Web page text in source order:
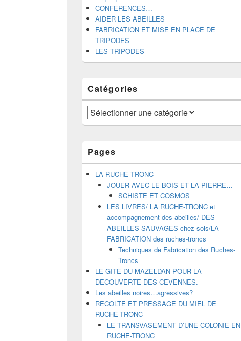
CONFERENCES…
AIDER LES ABEILLES
FABRICATION ET MISE EN PLACE DE
TRIPODES
LES TRIPODES
Catégories
Catégories
Pages
LA RUCHE TRONC
JOUER AVEC LE BOIS ET LA PIERRE…
SCHISTE ET COSMOS
LES LIVRES/ LA RUCHE-TRONC et
accompagnement des abeilles/ DES
ABEILLES SAUVAGES chez sois/LA
FABRICATION des ruches-troncs
Techniques de Fabrication des Ruches-
Troncs
LE GITE DU MAZELDAN POUR LA
DECOUVERTE DES CEVENNES.
Les abeilles noires…agressives?
RECOLTE ET PRESSAGE DU MIEL DE
RUCHE-TRONC
LE TRANSVASEMENT D’UNE COLONIE EN
RUCHE-TRONC